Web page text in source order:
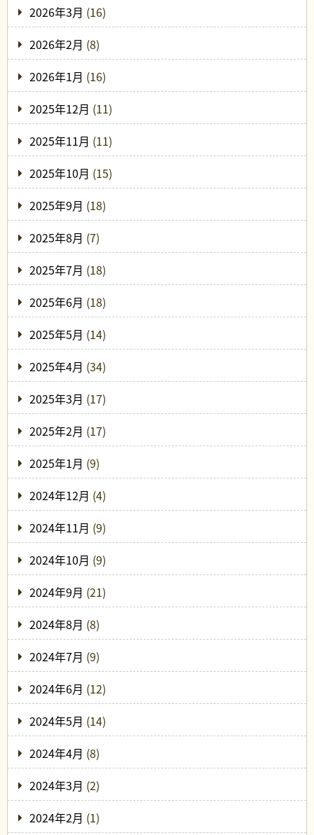
2026年3月 (16)
2026年2月 (8)
2026年1月 (16)
2025年12月 (11)
2025年11月 (11)
2025年10月 (15)
2025年9月 (18)
2025年8月 (7)
2025年7月 (18)
2025年6月 (18)
2025年5月 (14)
2025年4月 (34)
2025年3月 (17)
2025年2月 (17)
2025年1月 (9)
2024年12月 (4)
2024年11月 (9)
2024年10月 (9)
2024年9月 (21)
2024年8月 (8)
2024年7月 (9)
2024年6月 (12)
2024年5月 (14)
2024年4月 (8)
2024年3月 (2)
2024年2月 (1)